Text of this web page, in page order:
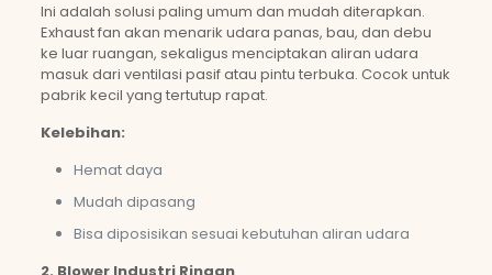
Ini adalah solusi paling umum dan mudah diterapkan.
Exhaust fan akan menarik udara panas, bau, dan debu
ke luar ruangan, sekaligus menciptakan aliran udara
masuk dari ventilasi pasif atau pintu terbuka. Cocok untuk
pabrik kecil yang tertutup rapat.
Kelebihan:
Hemat daya
Mudah dipasang
Bisa diposisikan sesuai kebutuhan aliran udara